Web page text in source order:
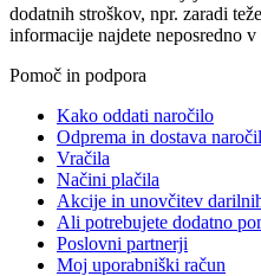
dodatnih stroškov, npr. zaradi
informacije najdete neposredno
Pomoč in podpora
Kako oddati naročilo
Odprema in dostava
Vračila
Načini plačila
Akcije in unovčitev
Ali potrebujete dodatno
Poslovni partnerji
Moj uporabniški račun